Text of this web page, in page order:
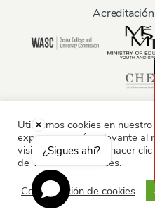
© AAU Praga 2015 - 2026
Utilizamos cookies en
experiencia más relevante al
visitas repetidas. Al hacer
de TODAS las cookies.
Configuración de cookies
¿Sigues ahí?